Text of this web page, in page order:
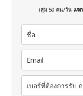
(สุ่ม 50 คน/วัน แจ